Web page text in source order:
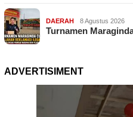
DAERAH 8 Agustus 2026
Turnamen
ADVERTISIMENT